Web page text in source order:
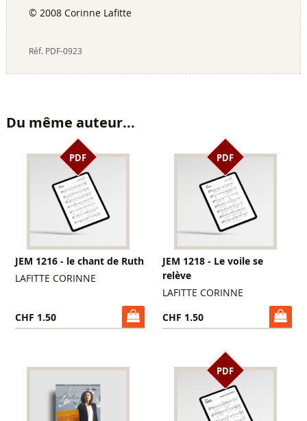
© 2008 Corinne Lafitte
Réf. PDF-0923
Du même auteur...
PDF
JEM 1216 - le chant de Ruth
LAFITTE CORINNE
CHF 1.50
PDF
JEM 1218 - Le voile se
relève
LAFITTE CORINNE
CHF 1.50
PDF